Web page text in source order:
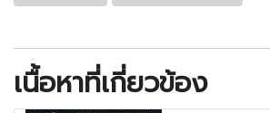
เนื้อหาที่เกี่ยวข้อง